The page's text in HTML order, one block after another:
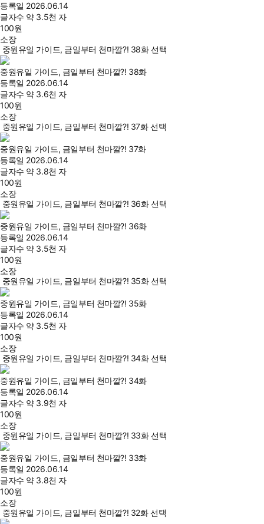
등록일 2026.06.14
글자수 약 3.5천 자
100원
소장
중원유일 가이드, 금일부터 천마깔?! 38화 선택
중원유일 가이드, 금일부터 천마깔?! 38화
등록일 2026.06.14
글자수 약 3.6천 자
100원
소장
중원유일 가이드, 금일부터 천마깔?! 37화 선택
중원유일 가이드, 금일부터 천마깔?! 37화
등록일 2026.06.14
글자수 약 3.8천 자
100원
소장
중원유일 가이드, 금일부터 천마깔?! 36화 선택
중원유일 가이드, 금일부터 천마깔?! 36화
등록일 2026.06.14
글자수 약 3.5천 자
100원
소장
중원유일 가이드, 금일부터 천마깔?! 35화 선택
중원유일 가이드, 금일부터 천마깔?! 35화
등록일 2026.06.14
글자수 약 3.5천 자
100원
소장
중원유일 가이드, 금일부터 천마깔?! 34화 선택
중원유일 가이드, 금일부터 천마깔?! 34화
등록일 2026.06.14
글자수 약 3.9천 자
100원
소장
중원유일 가이드, 금일부터 천마깔?! 33화 선택
중원유일 가이드, 금일부터 천마깔?! 33화
등록일 2026.06.14
글자수 약 3.8천 자
100원
소장
중원유일 가이드, 금일부터 천마깔?! 32화 선택